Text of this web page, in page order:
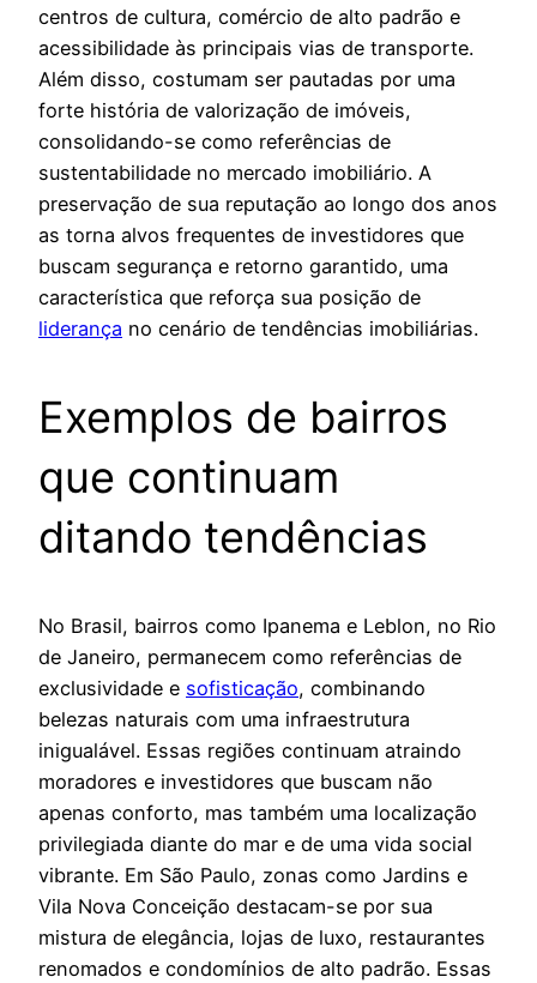
centros de cultura, comércio de alto padrão e
acessibilidade às principais vias de transporte.
Além disso, costumam ser pautadas por uma
forte história de valorização de imóveis,
consolidando-se como referências de
sustentabilidade no mercado imobiliário. A
preservação de sua reputação ao longo dos anos
as torna alvos frequentes de investidores que
buscam segurança e retorno garantido, uma
característica que reforça sua posição de
liderança no cenário de tendências imobiliárias.
Exemplos de bairros
que continuam
ditando tendências
No Brasil, bairros como Ipanema e Leblon, no Rio
de Janeiro, permanecem como referências de
exclusividade e sofisticação, combinando
belezas naturais com uma infraestrutura
inigualável. Essas regiões continuam atraindo
moradores e investidores que buscam não
apenas conforto, mas também uma localização
privilegiada diante do mar e de uma vida social
vibrante. Em São Paulo, zonas como Jardins e
Vila Nova Conceição destacam-se por sua
mistura de elegância, lojas de luxo, restaurantes
renomados e condomínios de alto padrão. Essas